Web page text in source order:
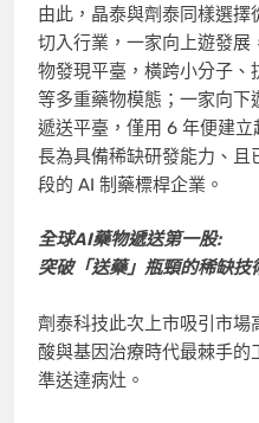
由此，晶泰與劑泰同樣選
切入行業，一家向上遊發
物發現平臺，橫跨小分子、
等多重藥物模態；一家向下
遞送平臺，僅用 6 年便建
長為具備稀缺研發能力、
段的 AI 制藥標桿企業。
全球AI藥物遞送第一股:
突破「送藥」瓶頸的稀缺技
劑泰科技此次上市吸引市
酸與基因治療時代最棘手
準送達病灶。